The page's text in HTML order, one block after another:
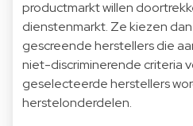
productmarkt willen
dienstenmarkt. Ze kiezen
gescreende herstellers die
niet-discriminerende criteria
geselecteerde herstellers
herstelonderdelen.